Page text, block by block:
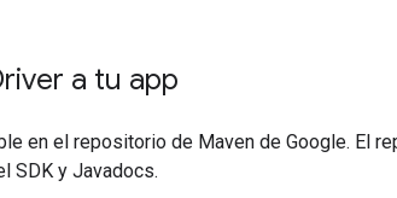
a tu app
en el repositorio de Maven de Google. El
SDK y Javadocs.